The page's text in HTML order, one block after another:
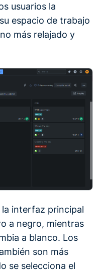
usuarios la
espacio de trabajo
más relajado y
interfaz principal
a negro, mientras
a blanco. Los
son más
se selecciona el